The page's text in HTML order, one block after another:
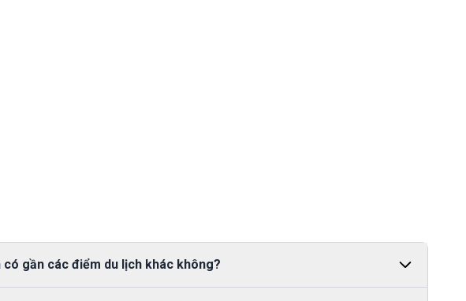
có gần các điểm du lịch khác không?